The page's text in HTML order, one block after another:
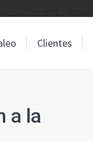
Clientes
a la